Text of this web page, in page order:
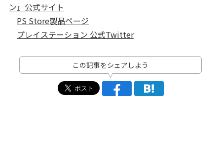
ン』公式サイト
PS Store製品ページ
プレイステーション 公式Twitter
この記事をシェアしよう